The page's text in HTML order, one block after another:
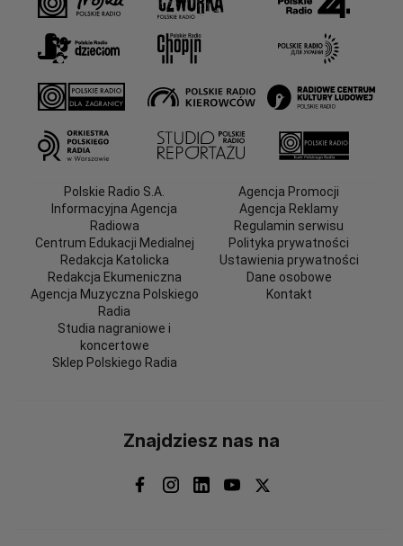
Polskie Radio S.A.
Informacyjna Agencja
Radiowa
Centrum Edukacji Medialnej
Redakcja Katolicka
Redakcja Ekumeniczna
Agencja Muzyczna Polskiego
Radia
Studia nagraniowe i
koncertowe
Sklep Polskiego Radia
Agencja Promocji
Agencja Reklamy
Regulamin serwisu
Polityka prywatności
Ustawienia prywatności
Dane osobowe
Kontakt
Znajdziesz nas na